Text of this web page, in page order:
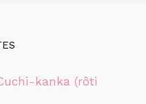
kanka (rôti